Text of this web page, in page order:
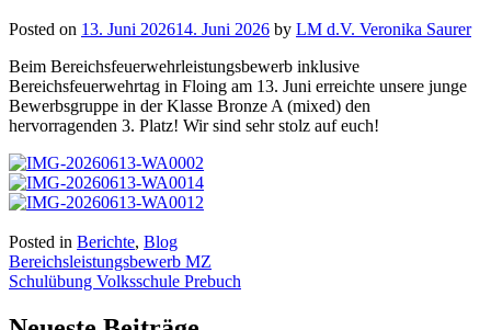
Posted on 13. Juni 202614. Juni 2026 by LM d.V. Veronika Saurer
Beim Bereichsfeuerwehrleistungsbewerb inklusive
Bereichsfeuerwehrtag in Floing am 13. Juni erreichte unsere junge
Bewerbsgruppe in der Klasse Bronze A (mixed) den
hervorragenden 3. Platz! Wir sind sehr stolz auf euch!
Posted in Berichte, Blog
Beitragsnavigation
Bereichsleistungsbewerb MZ
Schulübung Volksschule Prebuch